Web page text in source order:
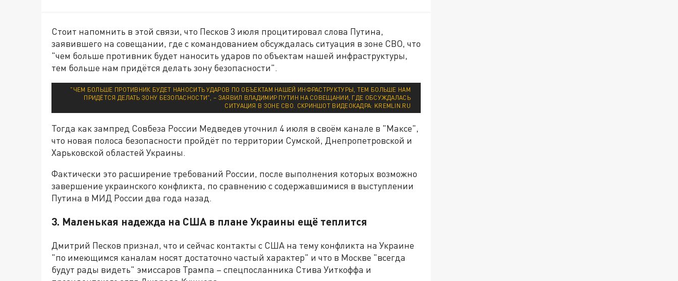
Стоит напомнить в этой связи, что Песков 3 июля процитировал слова Путина,
заявившего на совещании, где с командованием обсуждалась ситуация в зоне СВО, что
"чем больше противник будет наносить ударов по объектам нашей инфраструктуры,
тем больше нам придётся делать зону безопасности".
"ЧЕМ БОЛЬШЕ ПРОТИВНИК БУДЕТ НАНОСИТЬ УДАРОВ ПО ОБЪЕКТАМ НАШЕЙ ИНФРАСТРУКТУРЫ, ТЕМ БОЛЬШЕ НАМ
ПРИДЁТСЯ ДЕЛАТЬ ЗОНУ БЕЗОПАСНОСТИ", – ЗАЯВИЛ ВЛАДИМИР ПУТИН НА СОВЕЩАНИИ, ГДЕ ОБСУЖДАЛАСЬ
СИТУАЦИЯ В ЗОНЕ СВО. СКРИНШОТ ВИДЕОКАДРА: KREMLIN.RU
Тогда как зампред Совбеза России Медведев уточнил 4 июля в своём канале в "Максе",
что новая полоса безопасности пройдёт по территории Сумской, Днепропетровской и
Харьковской областей Украины.
Фактически это расширение требований России, после выполнения которых возможно
завершение украинского конфликта, по сравнению с содержавшимися в выступлении
Путина в МИД России два года назад.
3. Маленькая надежда на США в плане Украины ещё теплится
Дмитрий Песков признал, что и сейчас контакты с США на тему конфликта на Украине
"по имеющимся каналам носят достаточно частый характер" и что в Москве "всегда
будут рады видеть" эмиссаров Трампа – спецпосланника Стива Уиткоффа и